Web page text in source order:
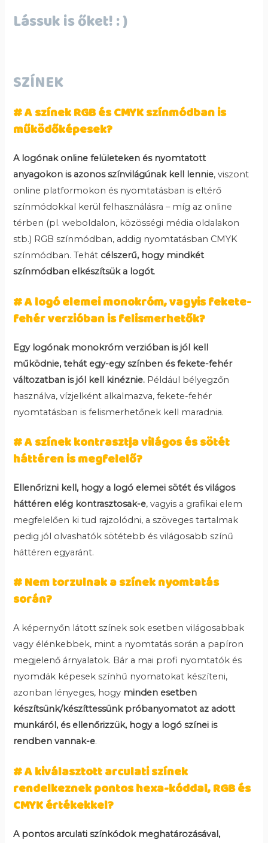
Lássuk is őket! : )
SZÍNEK
# A színek RGB és CMYK színmódban is
működőképesek?
A logónak online felületeken és nyomtatott
anyagokon is azonos színvilágúnak kell lennie, viszont
online platformokon és nyomtatásban is eltérő
színmódokkal kerül felhasználásra – míg az online
térben (pl. weboldalon, közösségi média oldalakon
stb.) RGB színmódban, addig nyomtatásban CMYK
színmódban. Tehát célszerű, hogy mindkét
színmódban elkészítsük a logót.
# A logó elemei monokróm, vagyis fekete-
fehér verzióban is felismerhetők?
Egy logónak monokróm verzióban is jól kell
működnie, tehát egy-egy színben és fekete-fehér
változatban is jól kell kinéznie. Például bélyegzőn
használva, vízjelként alkalmazva, fekete-fehér
nyomtatásban is felismerhetőnek kell maradnia.
# A színek kontrasztja világos és sötét
háttéren is megfelelő?
Ellenőrizni kell, hogy a logó elemei sötét és világos
háttéren elég kontrasztosak-e, vagyis a grafikai elem
megfelelően ki tud rajzolódni, a szöveges tartalmak
pedig jól olvashatók sötétebb és világosabb színű
háttéren egyaránt.
# Nem torzulnak a színek nyomtatás
során?
A képernyőn látott színek sok esetben világosabbak
vagy élénkebbek, mint a nyomtatás során a papíron
megjelenő árnyalatok. Bár a mai profi nyomtatók és
nyomdák képesek színhű nyomatokat készíteni,
azonban lényeges, hogy minden esetben
készítsünk/készíttessünk próbanyomatot az adott
munkáról, és ellenőrizzük, hogy a logó színei is
rendben vannak-e.
# A kiválasztott arculati színek
rendelkeznek pontos hexa-kóddal, RGB és
CMYK értékekkel?
A pontos arculati színkódok meghatározásával,